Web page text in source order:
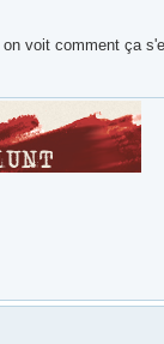
voit comment ça